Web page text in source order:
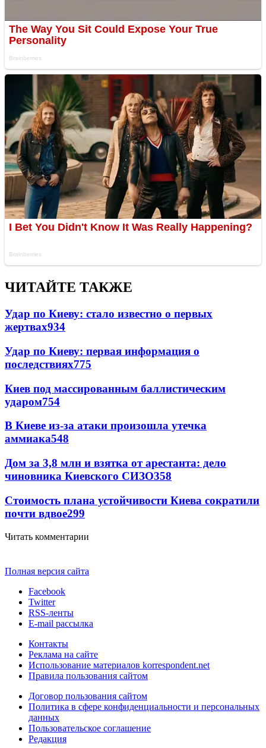
ЧИТАЙТЕ ТАКЖЕ
Удар по Киеву: стало известно о первых
жертвах934
Удар по Киеву: первая информация о
последствиях775
Киев под массированным баллистическим
ударом754
В Киеве из-за атаки произошла утечка
аммиака548
Дом за 3,8 млн и взятка от арестанта: дело
чиновника Киевского СИЗО358
Стоимость плана устойчивости Киева сократили
почти вдвое299
Читать комментарии
Полная версия сайта
Facebook
Twitter
RSS-ленты
E-mail рассылка
Контакты
Реклама на сайте
Использование материалов korrespondent.net
Правила пользования сайтом
Договор пользования сайтом
Политика в сфере конфиденциальности и персональных
данных
Пользовательское соглашение
Редакция